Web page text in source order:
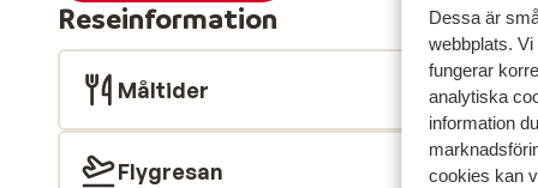
Dessa är
webbplats.
fungerar
analytiska
information
cookies kan
Reseinformation
Måltider
Flygresan